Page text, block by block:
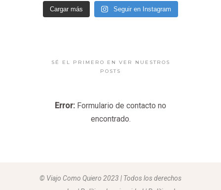
Cargar más Seguir en Instagram
SÉ EL PRIMERO EN VER NUESTROS
POSTS
Error: Formulario de contacto no
encontrado.
© Viajo Como Quiero 2023 | Todos los derechos